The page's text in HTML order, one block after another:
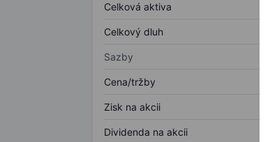
Celková aktiva
Celkový dluh
Sazby
Cena/tržby
Zisk na akcii
Dividenda na akcii